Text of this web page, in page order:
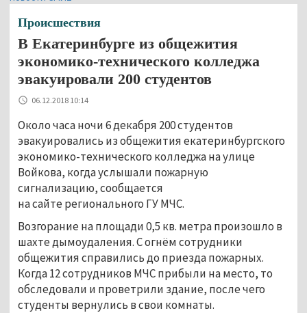
Происшествия
В Екатеринбурге из общежития
экономико-технического колледжа
эвакуировали 200 студентов
06.12.2018 10:14
Около часа ночи 6 декабря 200 студентов
эвакуировались из общежития екатеринбургского
экономико-технического колледжа на улице
Войкова, когда услышали пожарную
сигнализацию, сообщается
на сайте регионального ГУ МЧС.
Возгорание на площади 0,5 кв. метра произошло в
шахте дымоудаления. С огнём сотрудники
общежития справились до приезда пожарных.
Когда 12 сотрудников МЧС прибыли на место, то
обследовали и проветрили здание, после чего
студенты вернулись в свои комнаты.